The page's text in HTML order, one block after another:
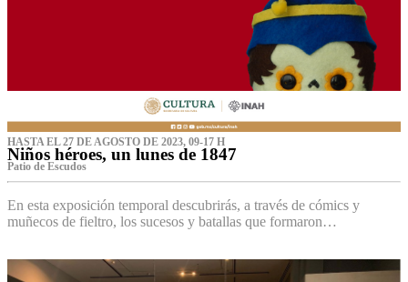
HASTA EL 27 DE AGOSTO DE 2023, 09-17 H
Niños héroes, un lunes de 1847
Patio de Escudos
En esta exposición temporal descubrirás, a través de cómics y
muñecos de fieltro, los sucesos y batallas que formaron…